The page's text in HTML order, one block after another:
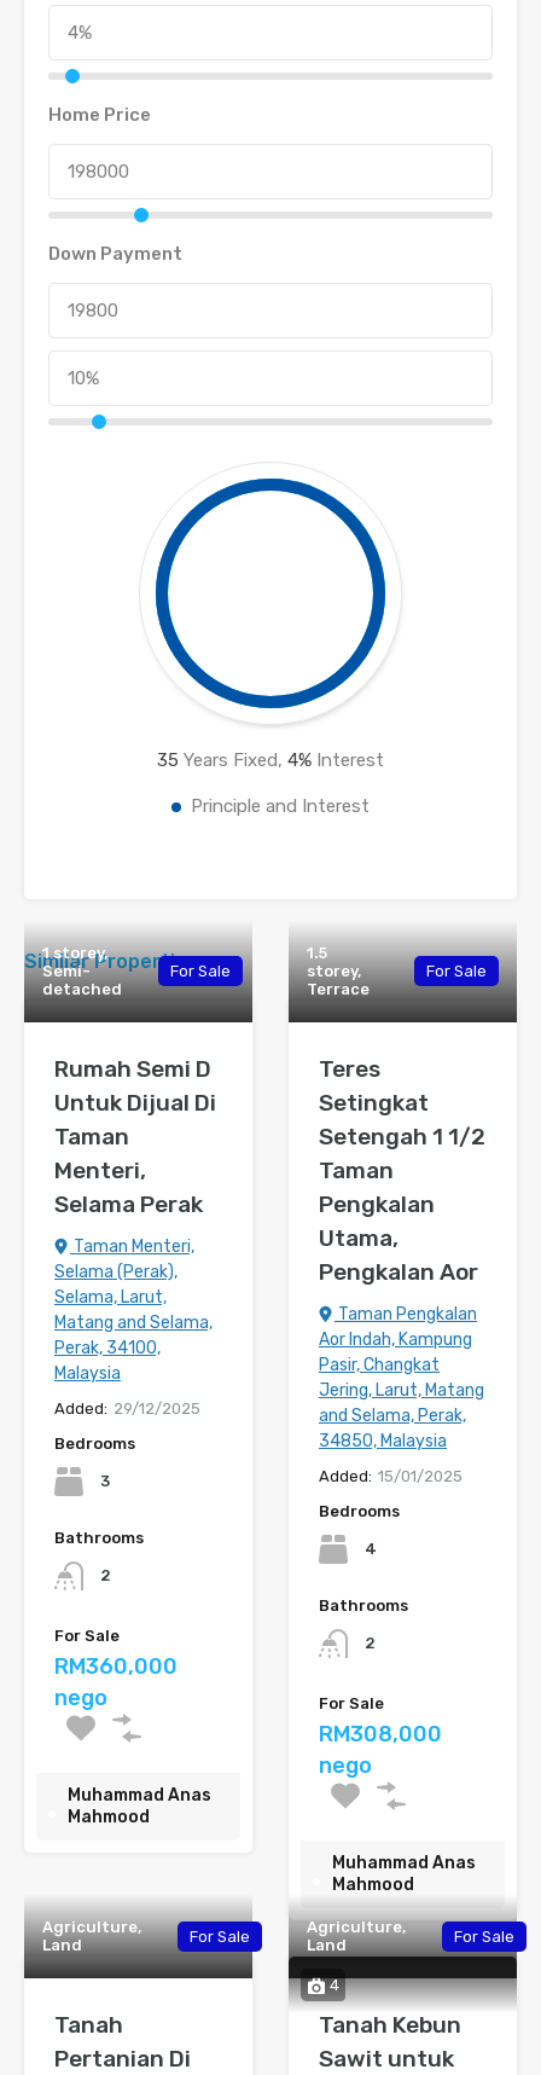
Home Price
Down Payment
35 Years Fixed, 4% Interest
Principle and Interest
Similar Properties
1 storey,
Semi-
detached
For Sale
Rumah Semi D
Untuk Dijual Di
Taman
Menteri,
Selama Perak
Taman Menteri,
Selama (Perak),
Selama, Larut,
Matang and Selama,
Perak, 34100,
Malaysia
Added: 29/12/2025
Bedrooms
3
Bathrooms
2
For Sale
RM360,000
nego
Muhammad Anas
Mahmood
1.5
storey,
Terrace
For Sale
Teres
Setingkat
Setengah 1 1/2
Taman
Pengkalan
Utama,
Pengkalan Aor
Taman Pengkalan
Aor Indah, Kampung
Pasir, Changkat
Jering, Larut, Matang
and Selama, Perak,
34850, Malaysia
Added: 15/01/2025
Bedrooms
4
Bathrooms
2
For Sale
RM308,000
nego
Muhammad Anas
Mahmood
Agriculture,
Land
For Sale
Tanah
Pertanian Di
4
Agriculture,
Land
For Sale
Tanah Kebun
Sawit untuk